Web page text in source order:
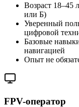
Возраст 18–45
или Б)
Уверенный
цифровой
Базовые
навигацией
Опыт не
FPV-оператор